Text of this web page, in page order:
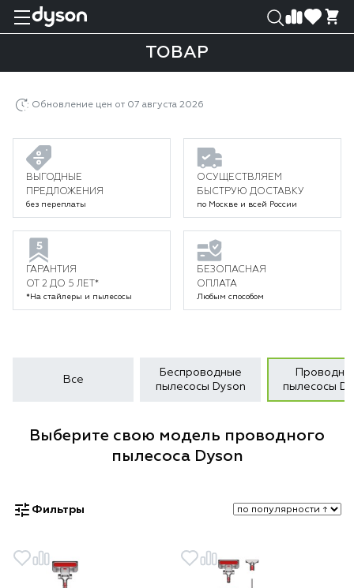
ТОВАР
Обновление цен от 07 августа 2026
ВЫГОДНЫЕ
ПРЕДЛОЖЕНИЯ
без переплаты
ОСУЩЕСТВЛЯЕМ
БЫСТРУЮ ДОСТАВКУ
по Москве и всей России
ГАРАНТИЯ
ОТ 2 ДО 5 ЛЕТ*
*На стайлеры и пылесосы
БЕЗОПАСНАЯ
ОПЛАТА
Любым способом
Все
Беспроводные
пылесосы Dyson
пылесосы
Выберите свою модель проводного
пылесоса Dyson
Фильтры